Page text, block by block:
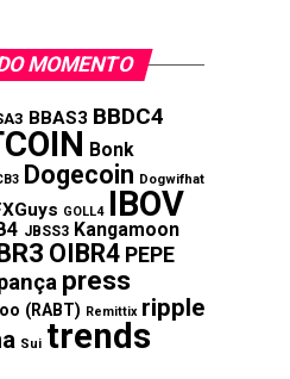
MOMENTO
BBAS3 BBDC4
Bonk
Dogecoin Dogwifhat
GOLL4 IBOV
JBSS3 Kangamoon
OIBR4 PEPE
press
(RABT) Remittix ripple
Sui trends